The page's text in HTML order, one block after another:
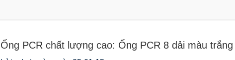
Ống PCR chất lượng cao: Ống PCR 8 dải màu